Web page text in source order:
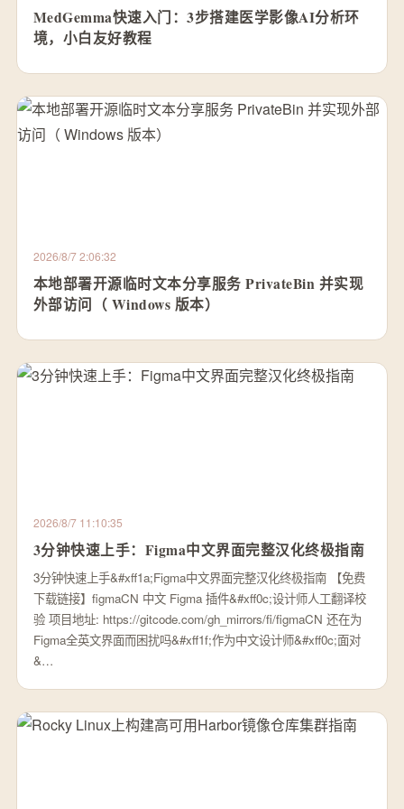
MedGemma快速入门：3步搭建医学影像AI分析环
境，小白友好教程
2026/8/7 2:06:32
本地部署开源临时文本分享服务 PrivateBin 并实现
外部访问（ Windows 版本）
2026/8/7 11:10:35
3分钟快速上手：Figma中文界面完整汉化终极指南
3分钟快速上手&#xff1a;Figma中文界面完整汉化终极指南 【免费
下载链接】figmaCN 中文 Figma 插件&#xff0c;设计师人工翻译校
验 项目地址: https://gitcode.com/gh_mirrors/fi/figmaCN 还在为
Figma全英文界面而困扰吗&#xff1f;作为中文设计师&#xff0c;面对
&…